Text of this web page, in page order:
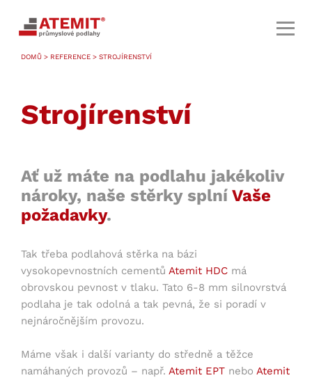
DOMŮ > REFERENCE > STROJÍRENSTVÍ
Strojírenství
Ať už máte na podlahu jakékoliv
nároky, naše stěrky splní Vaše
požadavky.
Tak třeba podlahová stěrka na bázi
vysokopevnostních cementů Atemit HDC má
obrovskou pevnost v tlaku. Tato 6-8 mm silnovrstvá
podlaha je tak odolná a tak pevná, že si poradí v
nejnáročnějším provozu.
Máme však i další varianty do středně a těžce
namáhaných provozů – např. Atemit EPT nebo Atemit